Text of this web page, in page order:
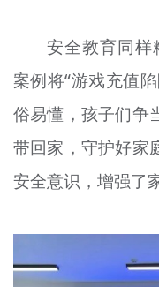
安全教育同样
案例将“游戏充值
俗易懂，孩子们争
带回家，守护好家
安全意识，增强了